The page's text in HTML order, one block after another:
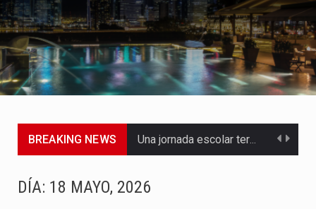
BREAKING NEWS Una jornada escolar terminó en tragedia este viernes 7 de…
DÍA: 18 MAYO, 2026